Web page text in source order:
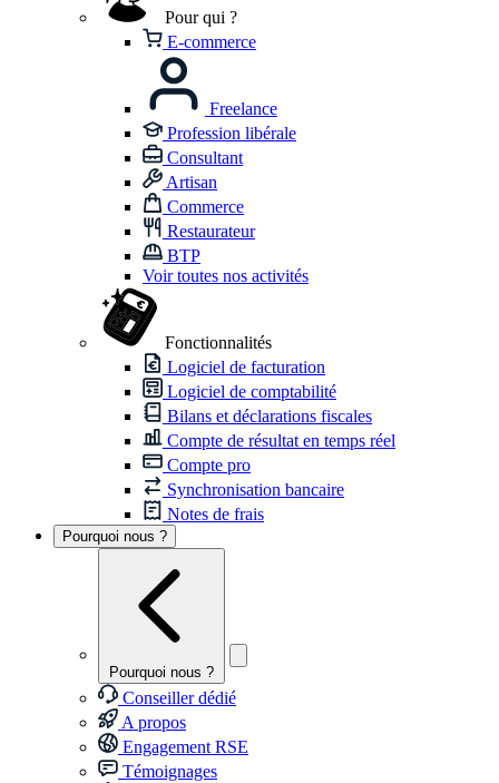
Pour qui ?
E-commerce
Freelance
Profession libérale
Consultant
Artisan
Commerce
Restaurateur
BTP
Voir toutes nos activités
Fonctionnalités
Logiciel de facturation
Logiciel de comptabilité
Bilans et déclarations fiscales
Compte de résultat en temps réel
Compte pro
Synchronisation bancaire
Notes de frais
Pourquoi nous ?
Pourquoi nous ?
Conseiller dédié
A propos
Engagement RSE
Témoignages